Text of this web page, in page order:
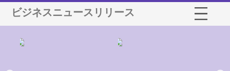
ビジネスニュースリリース